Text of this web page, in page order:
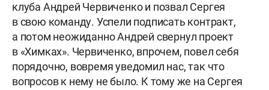
клуба Андрей Червиченко и позвал Сергея
в свою команду. Успели подписать контракт,
а потом неожиданно Андрей свернул проект
в «Химках». Червиченко, впрочем, повел себя
порядочно, вовремя уведомил нас, так что
вопросов к нему не было. К тому же на Сергея